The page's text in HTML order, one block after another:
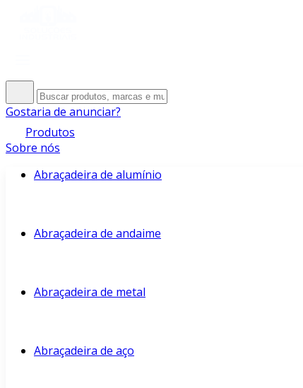
Gostaria de anunciar?
Produtos
Sobre nós
Abraçadeira de alumínio
Abraçadeira de andaime
Abraçadeira de metal
Abraçadeira de aço